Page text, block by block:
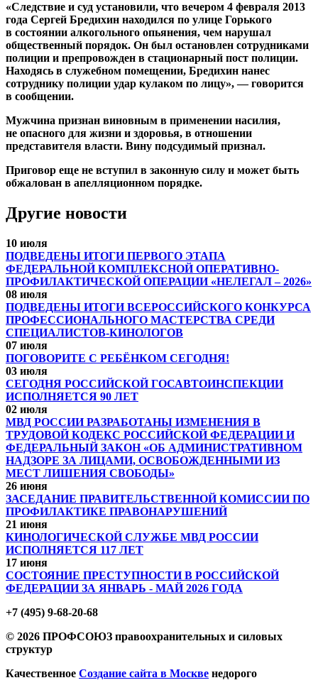
«Следствие и суд установили, что вечером 4 февраля 2013
года Сергей Бредихин находился по улице Горького
в состоянии алкогольного опьянения, чем нарушал
общественный порядок. Он был остановлен сотрудниками
полиции и препровожден в стационарный пост полиции.
Находясь в служебном помещении, Бредихин нанес
сотруднику полиции удар кулаком по лицу», — говорится
в сообщении.
Мужчина признан виновным в применении насилия,
не опасного для жизни и здоровья, в отношении
представителя власти. Вину подсудимый признал.
Приговор еще не вступил в законную силу и может быть
обжалован в апелляционном порядке.
Другие новости
10 июля
ПОДВЕДЕНЫ ИТОГИ ПЕРВОГО ЭТАПА
ФЕДЕРАЛЬНОЙ КОМПЛЕКСНОЙ ОПЕРАТИВНО-
ПРОФИЛАКТИЧЕСКОЙ ОПЕРАЦИИ «НЕЛЕГАЛ – 2026»
08 июля
ПОДВЕДЕНЫ ИТОГИ ВСЕРОССИЙСКОГО КОНКУРСА
ПРОФЕССИОНАЛЬНОГО МАСТЕРСТВА СРЕДИ
СПЕЦИАЛИСТОВ-КИНОЛОГОВ
07 июля
ПОГОВОРИТЕ С РЕБЁНКОМ СЕГОДНЯ!
03 июля
СЕГОДНЯ РОССИЙСКОЙ ГОСАВТОИНСПЕКЦИИ
ИСПОЛНЯЕТСЯ 90 ЛЕТ
02 июля
МВД РОССИИ РАЗРАБОТАНЫ ИЗМЕНЕНИЯ В
ТРУДОВОЙ КОДЕКС РОССИЙСКОЙ ФЕДЕРАЦИИ И
ФЕДЕРАЛЬНЫЙ ЗАКОН «ОБ АДМИНИСТРАТИВНОМ
НАДЗОРЕ ЗА ЛИЦАМИ, ОСВОБОЖДЕННЫМИ ИЗ
МЕСТ ЛИШЕНИЯ СВОБОДЫ»
26 июня
ЗАСЕДАНИЕ ПРАВИТЕЛЬСТВЕННОЙ КОМИССИИ ПО
ПРОФИЛАКТИКЕ ПРАВОНАРУШЕНИЙ
21 июня
КИНОЛОГИЧЕСКОЙ СЛУЖБЕ МВД РОССИИ
ИСПОЛНЯЕТСЯ 117 ЛЕТ
17 июня
СОСТОЯНИЕ ПРЕСТУПНОСТИ В РОССИЙСКОЙ
ФЕДЕРАЦИИ ЗА ЯНВАРЬ - МАЙ 2026 ГОДА
+7 (495) 9-68-20-68
© 2026 ПРОФСОЮЗ правоохранительных и силовых
структур
Качественное Создание сайта в Москве недорого